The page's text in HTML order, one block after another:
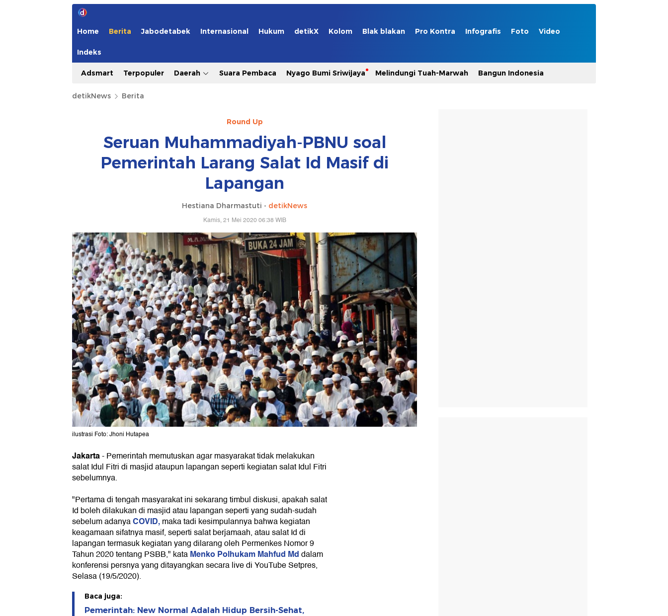
Home Berita Jabodetabek Internasional Hukum detikX Kolom Blak blakan Pro Kontra Infografis Foto Video
Indeks
Adsmart Terpopuler Daerah Suara Pembaca Nyago Bumi Sriwijaya Melindungi Tuah-Marwah Bangun Indonesia
detikNews Berita
Round Up
Seruan Muhammadiyah-PBNU soal
Pemerintah Larang Salat Id Masif di
Lapangan
Hestiana Dharmastuti - detikNews
Kamis, 21 Mei 2020 06:38 WIB
ilustrasi Foto: Jhoni Hutapea
Jakarta-Pemerintah memutuskan agar masyarakat tidak melakukan
salat Idul Fitri di masjid ataupun lapangan seperti kegiatan salat Idul Fitri
sebelumnya.
"Pertama di tengah masyarakat ini sekarang timbul diskusi, apakah salat
Id boleh dilakukan di masjid atau lapangan seperti yang sudah-sudah
sebelum adanyaCOVID,maka tadi kesimpulannya bahwa kegiatan
keagamaan sifatnya masif, seperti salat berjamaah, atau salat Id di
lapangan termasuk kegiatan yang dilarang oleh Permenkes Nomor 9
Tahun 2020 tentang PSBB," kataMenko Polhukam Mahfud Mddalam
konferensi persnya yang ditayangkan secara live di YouTube Setpres,
Selasa (19/5/2020).
Baca juga:
Pemerintah: New Normal Adalah Hidup Bersih-Sehat,